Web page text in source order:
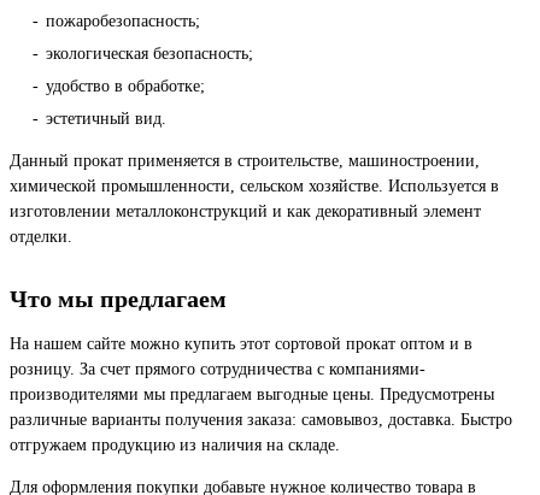
пожаробезопасность;
экологическая безопасность;
удобство в обработке;
эстетичный вид.
Данный прокат применяется в строительстве, машиностроении,
химической промышленности, сельском хозяйстве. Используется в
изготовлении металлоконструкций и как декоративный элемент
отделки.
Что мы предлагаем
На нашем сайте можно купить этот сортовой прокат оптом и в
розницу. За счет прямого сотрудничества с компаниями-
производителями мы предлагаем выгодные цены. Предусмотрены
различные варианты получения заказа: самовывоз, доставка. Быстро
отгружаем продукцию из наличия на складе.
Для оформления покупки добавьте нужное количество товара в